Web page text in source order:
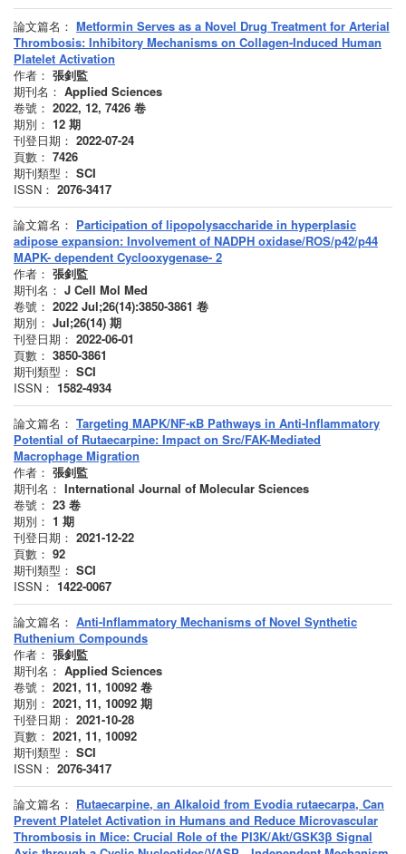
論文篇名： Metformin Serves as a Novel Drug Treatment for Arterial
Thrombosis: Inhibitory Mechanisms on Collagen-Induced Human
Platelet Activation
作者： 張釗監
期刊名： Applied Sciences
卷號： 2022, 12, 7426 卷
期別： 12 期
刊登日期： 2022-07-24
頁數： 7426
期刊類型： SCI
ISSN： 2076-3417
論文篇名： Participation of lipopolysaccharide in hyperplasic
adipose expansion: Involvement of NADPH oxidase/ROS/p42/p44
MAPK- dependent Cyclooxygenase- 2
作者： 張釗監
期刊名： J Cell Mol Med
卷號： 2022 Jul;26(14):3850-3861 卷
期別： Jul;26(14) 期
刊登日期： 2022-06-01
頁數： 3850-3861
期刊類型： SCI
ISSN： 1582-4934
論文篇名： Targeting MAPK/NF-κB Pathways in Anti-Inflammatory
Potential of Rutaecarpine: Impact on Src/FAK-Mediated
Macrophage Migration
作者： 張釗監
期刊名： International Journal of Molecular Sciences
卷號： 23 卷
期別： 1 期
刊登日期： 2021-12-22
頁數： 92
期刊類型： SCI
ISSN： 1422-0067
論文篇名： Anti-Inflammatory Mechanisms of Novel Synthetic
Ruthenium Compounds
作者： 張釗監
期刊名： Applied Sciences
卷號： 2021, 11, 10092 卷
期別： 2021, 11, 10092 期
刊登日期： 2021-10-28
頁數： 2021, 11, 10092
期刊類型： SCI
ISSN： 2076-3417
論文篇名： Rutaecarpine, an Alkaloid from Evodia rutaecarpa, Can
Prevent Platelet Activation in Humans and Reduce Microvascular
Thrombosis in Mice: Crucial Role of the PI3K/Akt/GSK3β Signal